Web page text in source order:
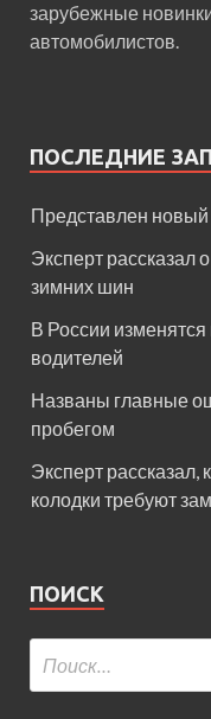
зарубежные
автомобилистов.
ПОСЛЕДНИЕ
Представлен новый
Эксперт рассказал
зимних шин
В России
водителей
Названы главные
пробегом
Эксперт рассказал,
колодки требуют
ПОИСК